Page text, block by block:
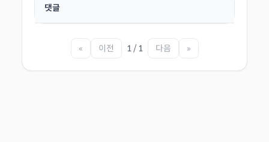
댓글
« 이전 1 / 1 다음 »